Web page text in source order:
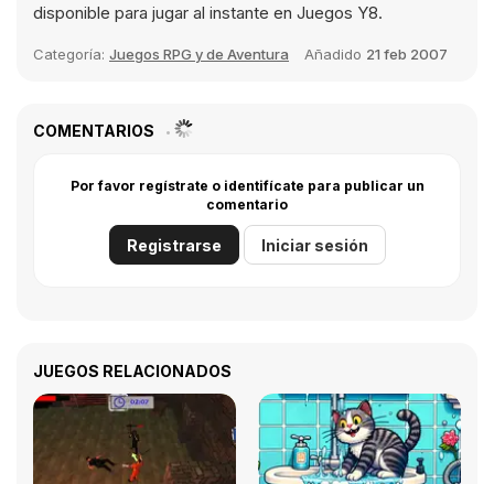
disponible para jugar al instante en Juegos Y8.
Categoría: Juegos RPG y de Aventura Añadido 21 feb 2007
COMENTARIOS
Por favor regístrate o identifícate para publicar un
comentario
Registrarse Iniciar sesión
JUEGOS RELACIONADOS